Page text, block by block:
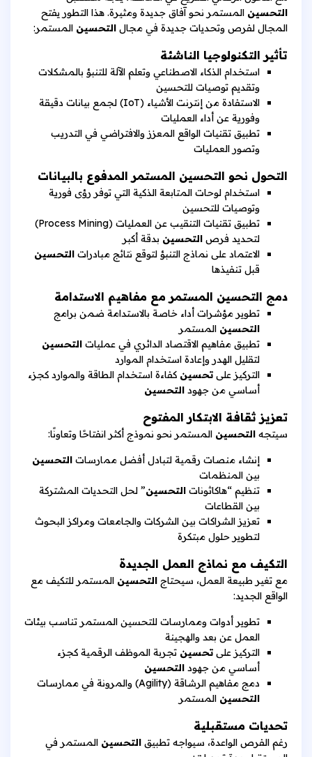
التحسين المستمر نحو آفاق جديدة ومثيرة. هذا التطور يفتح
المجال لفرص وتحديات جديدة في مجال التحسين المستمر:
تأثير التكنولوجيا الناشئة
استخدام الذكاء الاصطناعي وتعلم الآلة للتنبؤ بالمشكلات
وتقديم توصيات للتحسين
الاستفادة من إنترنت الأشياء (IoT) لجمع بيانات دقيقة
وفورية عن أداء العمليات
تطبيق تقنيات الواقع المعزز والافتراضي في التدريب
وتصور العمليات
التحول نحو التحسين المستمر المدفوع بالبيانات
استخدام لوحات المتابعة الذكية التي توفر رؤى فورية
وتوصيات للتحسين
تطبيق تقنيات التنقيب عن العمليات (Process Mining)
لتحديد فرص التحسين بدقة أكبر
الاعتماد على نماذج التنبؤ لتوقع نتائج مبادرات التحسين
قبل تنفيذها
دمج التحسين المستمر مع مفاهيم الاستدامة
تطوير مؤشرات أداء خاصة بالاستدامة ضمن برامج
التحسين المستمر
تطبيق مفاهيم الاقتصاد الدائري في عمليات التحسين
لتقليل الهدر وإعادة استخدام الموارد
التركيز على تحسين كفاءة استخدام الطاقة والموارد كجزء
أساسي من جهود التحسين
تعزيز ثقافة الابتكار المفتوح
سيتجه التحسين المستمر نحو نموذج أكثر انفتاحًا وتعاونًا:
إنشاء منصات رقمية لتبادل أفضل ممارسات التحسين
بين المنظمات
تنظيم “هاكاثونات التحسين” لحل التحديات المشتركة
بين القطاعات
تعزيز الشراكات بين الشركات والجامعات ومراكز البحوث
لتطوير حلول مبتكرة
التكيف مع نماذج العمل الجديدة
مع تغير طبيعة العمل، سيحتاج التحسين المستمر للتكيف مع
الواقع الجديد:
تطوير أدوات وممارسات للتحسين المستمر تناسب بيئات
العمل عن بعد والهجينة
التركيز على تحسين تجربة الموظف الرقمية كجزء
أساسي من جهود التحسين
دمج مفاهيم الرشاقة (Agility) والمرونة في ممارسات
التحسين المستمر
تحديات مستقبلية
رغم الفرص الواعدة، سيواجه تطبيق التحسين المستمر في